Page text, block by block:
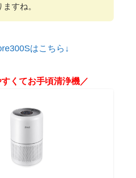
すね。
はこちら↓
くてお手頃清浄機／